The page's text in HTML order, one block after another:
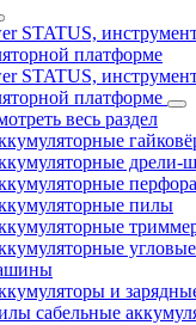
STATUS,
платформе
STATUS,
платформе
весь раздел
дрели-
пилы
и
сабельные